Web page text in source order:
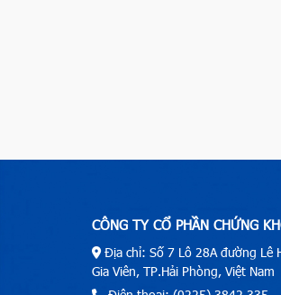
CÔNG TY CỔ PHẦN CHỨNG
Địa chỉ: Số 7 Lô 28A đường Lê
Gia Viên, TP.Hải Phòng, Việt Nam